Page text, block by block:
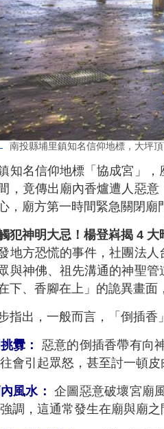
南投縣埔里鎮知名信仰地標，大坪
知名信仰地標「協成宮」
，竟傳出廟內香爐遭人惡
，廟方第一時間緊急關閉廟
犯神明大忌！楊登嵙揭 4 大
地方恐慌的事件，社團法
與神佛、祖先溝通的神聖
下、香腳在上」的詭異畫面
指出，一般而言，「倒插香
釁：
惡意的倒插香帶有向
會引起眾怒，甚至討一頓皮
風水： 企圖惡意破壞宮廟
調，這通常發生在廟與廟